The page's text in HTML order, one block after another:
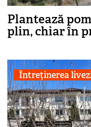
Plantează
plin, chiar în
Întreținerea